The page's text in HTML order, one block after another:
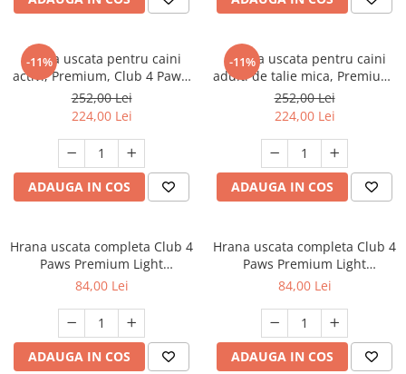
FRESH FARM
MY LOVE
ROYALIST
RECOMPENSE
DIETE VETERINARE
IGIENA SI COSMETICA
JUCARII
SUPLIMENTE
AFECTIUNI AURICULARE
AFECTIUNI DERMATOLOGICE
AFECTIUNI DIGESTIVE
FARMINA
FRESH FARM
MORANDO
ACCESORII
DIETE VETERINARE
IGIENA SI COSMETICA
SAMPOANE
RECOMPENSE
SUPLIMENTE
AFECTIUNI AURICULARE
AFECTIUNI DERMATOLOGICE
-11%
Hrana uscata pentru caini
activi, Premium, Club 4 Paws,
14 kg
252,00 Lei
224,00 Lei
ADAUGA IN COS
-11%
Hrana uscata pentru caini
adulti de talie mica, Premium,
Club 4 Paws, 14 kg
252,00 Lei
224,00 Lei
ADAUGA IN COS
Hrana uscata completa Club 4
Paws Premium Light
"Controlul Greutatii" pentru
si mare cu continut ridicat de
curcan, 5kg
84,00 Lei
ADAUGA IN COS
Hrana uscata completa Club 4
Paws Premium Light
"Controlul Greutatii" pentru
cu continut ridicat de curcan,
5kg
84,00 Lei
ADAUGA IN COS